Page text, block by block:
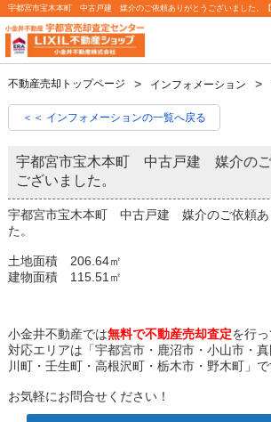
不動産売却トップページ インフォメーション
＜＜ インフォメーションの一覧へ戻る
宇都宮市宝木本町 中古戸建 媒介のご
ございました。
宇都宮市宝木本町 中古戸建 媒介のご依頼あ
た。
土地面積 206.64㎡
建物面積 115.51㎡
小金井不動産では無料で不動産売却査定を行っ
対応エリアは「宇都宮市・鹿沼市・小山市・
川町・壬生町・高根沢町・栃木市・野木町」で
お気軽にお問合せください！